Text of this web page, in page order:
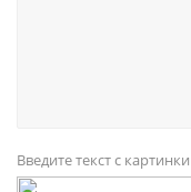
Введите текст с картинки